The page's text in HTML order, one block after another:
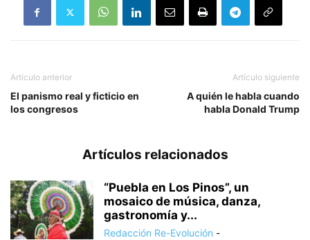
Artículo anterior
El panismo real y ficticio en
los congresos
Artículo siguiente
A quién le habla cuando
habla Donald Trump
Artículos relacionados
“Puebla en Los Pinos”, un
mosaico de música, danza,
gastronomía y...
Redacción Re-Evolución -